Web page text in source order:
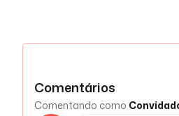
Comentários
Comentando como